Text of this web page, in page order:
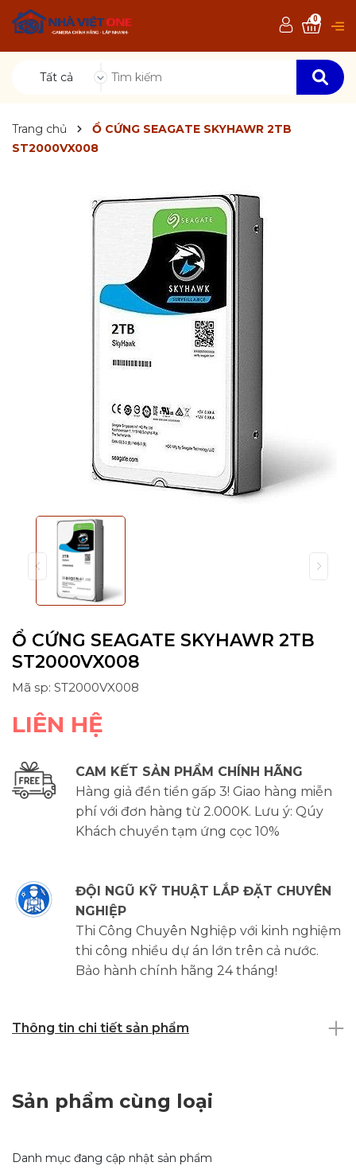
Tất cả
0
Trang chủ
Ổ CỨNG SEAGATE SKYHAWR 2TB
ST2000VX008
Ổ CỨNG SEAGATE SKYHAWR 2TB
ST2000VX008
Mã sp: ST2000VX008
LIÊN HỆ
CAM KẾT SẢN PHẨM CHÍNH HÃNG
Hàng giả đền tiền gấp 3! Giao hàng miễn
phí với đơn hàng từ 2.000K. Lưu ý: Qúy
Khách chuyển tạm ứng cọc 10%
ĐỘI NGŨ KỸ THUẬT LẮP ĐẶT CHUYÊN
NGHIỆP
Thi Công Chuyên Nghiệp với kinh nghiệm
thi công nhiều dự án lớn trên cả nước.
Bảo hành chính hãng 24 tháng!
Thông tin chi tiết sản phẩm
Sản phẩm cùng loại
Danh mục đang cập nhật sản phẩm